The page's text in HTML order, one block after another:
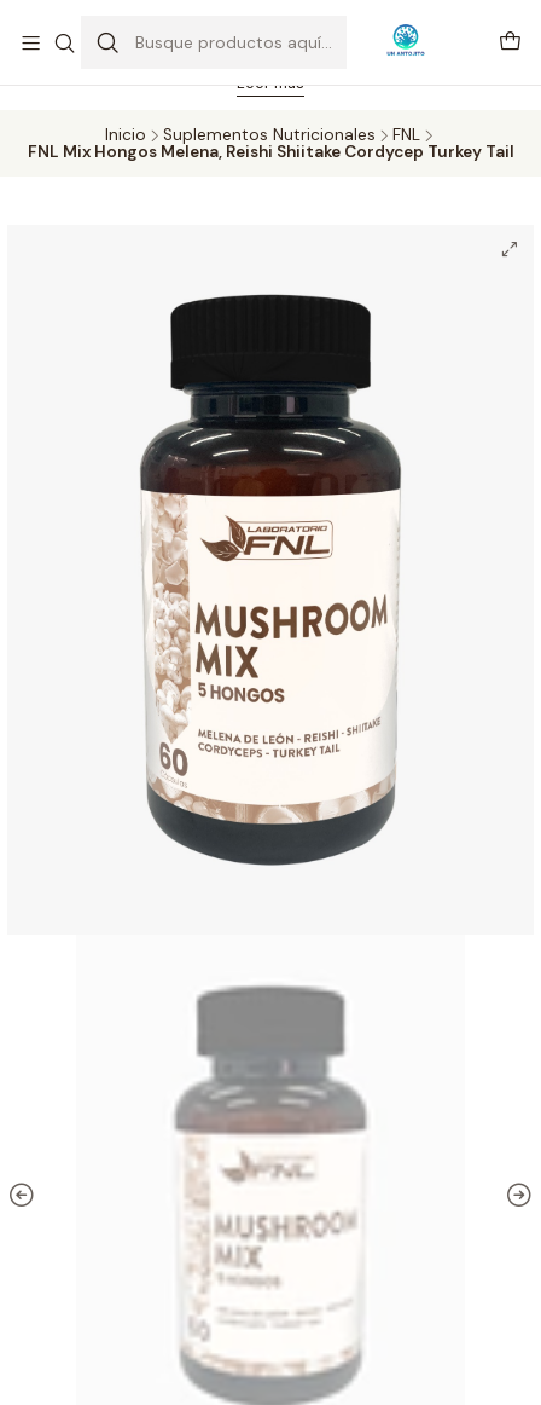
Feriado 21-05-2026 atención hasta las 14 hrs. Envío GRATIS mismo
día solo área Metropolitana Santiago por compras desde CLP 39.900.
Pedidos hasta 16 hrs., sábados y domingos hasta 14 hrs.
Leer más
Inicio Suplementos Nutricionales
FNL
FNL Mix Hongos Melena, Reishi Shiitake Cordycep Turkey Tail